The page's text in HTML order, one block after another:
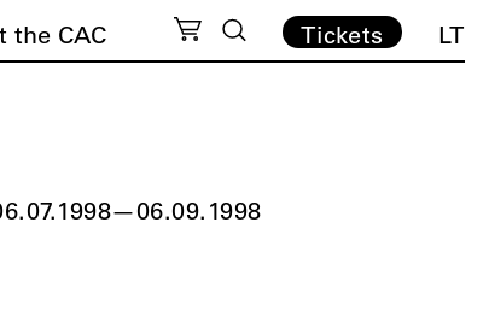
the CAC Tickets LT
—06.09.1998